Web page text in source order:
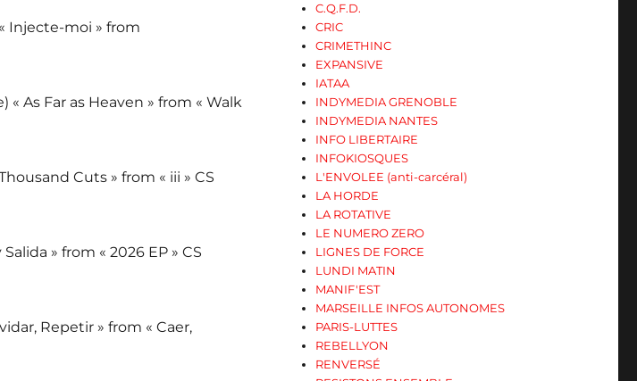
Injecte-moi » from
« As Far as Heaven » from « Walk
Cuts » from « iii » CS
» from « 2026 EP » CS
Repetir » from « Caer,
C.Q.F.D.
CRIC
CRIMETHINC
EXPANSIVE
IATAA
INDYMEDIA GRENOBLE
INDYMEDIA NANTES
INFO LIBERTAIRE
INFOKIOSQUES
L'ENVOLEE (anti-carcéral)
LA HORDE
LA ROTATIVE
LE NUMERO ZERO
LIGNES DE FORCE
LUNDI MATIN
MANIF'EST
MARSEILLE INFOS AUTONOMES
PARIS-LUTTES
REBELLYON
RENVERSÉ